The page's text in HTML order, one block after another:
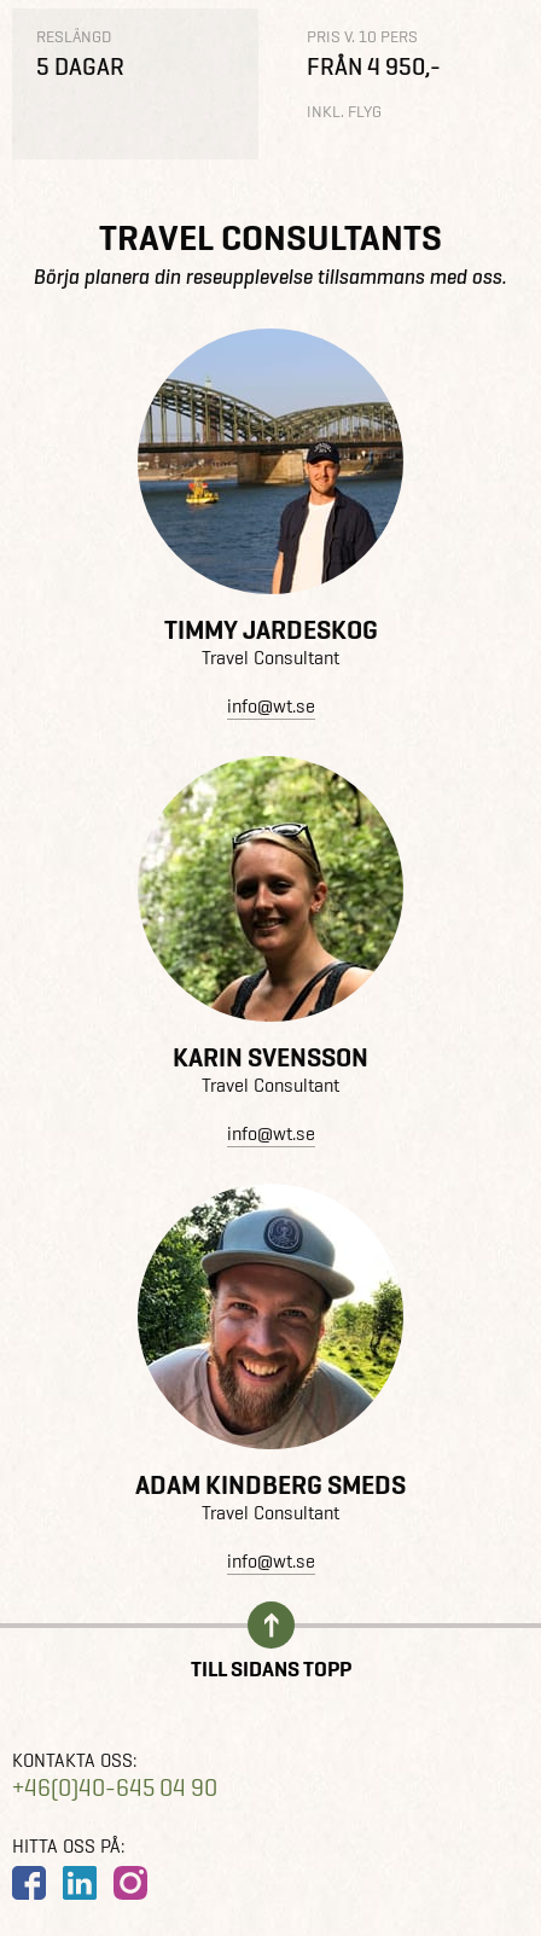
RESLÄNGD
5 DAGAR
PRIS V. 10 PERS
FRÅN 4 950,-
INKL. FLYG
TRAVEL CONSULTANTS
Börja planera din reseupplevelse tillsammans med oss.
TIMMY JARDESKOG
Travel Consultant
info@wt.se
KARIN SVENSSON
Travel Consultant
info@wt.se
ADAM KINDBERG SMEDS
Travel Consultant
info@wt.se
TILL SIDANS TOPP
KONTAKTA OSS:
+46(0)40-645 04 90
HITTA OSS PÅ: